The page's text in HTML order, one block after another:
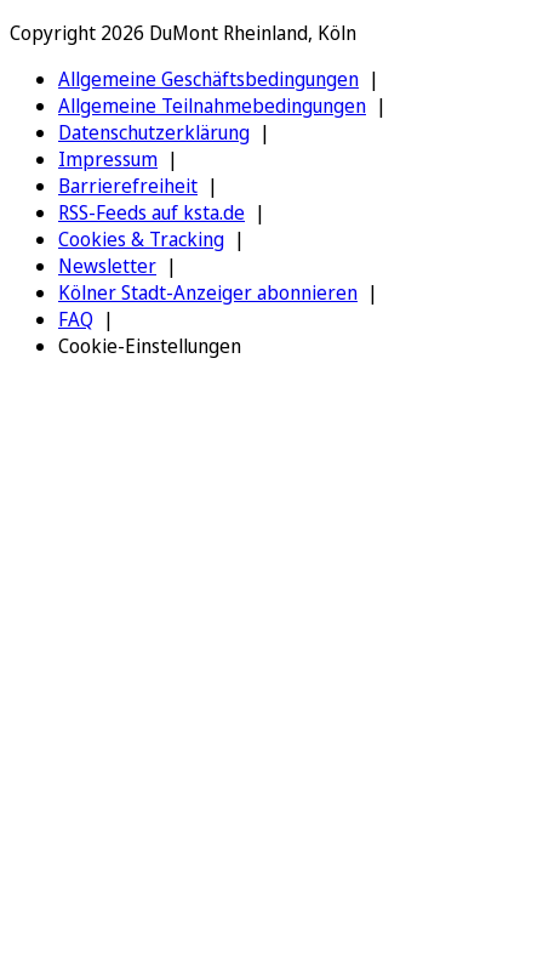
Copyright 2026 DuMont Rheinland, Köln
Allgemeine Geschäftsbedingungen
Allgemeine Teilnahmebedingungen
Datenschutzerklärung
Impressum
Barrierefreiheit
RSS-Feeds auf ksta.de
Cookies & Tracking
Newsletter
Kölner Stadt-Anzeiger abonnieren
FAQ
Cookie-Einstellungen